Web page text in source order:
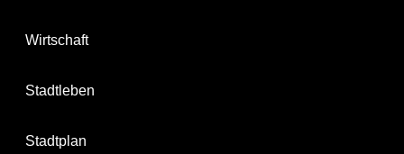
Wirtschaft
Stadtleben
Stadtplan